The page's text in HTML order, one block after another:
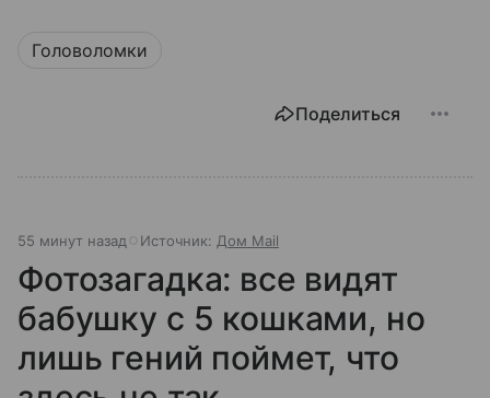
Головоломки
Поделиться
55 минут назад Источник: Дом Mail
Фотозагадка: все видят
бабушку с 5 кошками, но
лишь гений поймет, что